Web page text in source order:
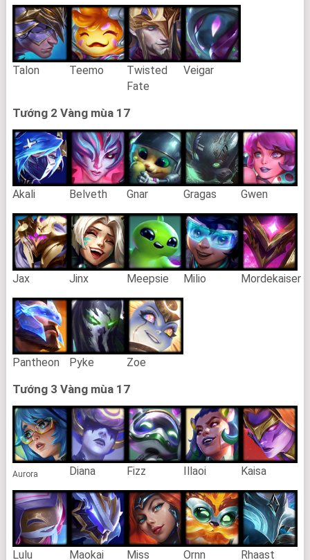
Talon Teemo
Twisted
Fate
Veigar
Tướng 2 Vàng mùa 17
Akali Belveth Gnar Gragas Gwen
Jax Jinx Meepsie Milio Mordekaiser
Pantheon Pyke Zoe
Tướng 3 Vàng mùa 17
Aurora Diana Fizz Illaoi Kaisa
Lulu Maokai
Miss
Ornn Rhaast